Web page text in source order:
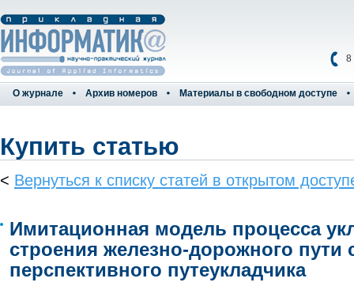
8
О журнале Архив номеров Материалы в свободном доступе
Купить статью
< Вернуться к списку статей в открытом
Имитационная модель процесса
строения железно-дорожного пути
перспективного путеукладчика